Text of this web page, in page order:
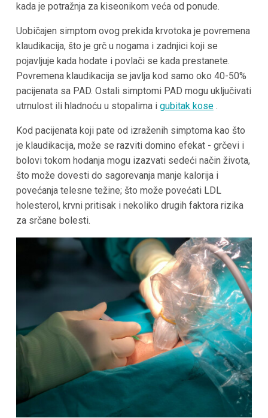
kada je potražnja za kiseonikom veća od ponude.
Uobičajen simptom ovog prekida krvotoka je povremena
klaudikacija, što je grč u nogama i zadnjici koji se
pojavljuje kada hodate i povlači se kada prestanete.
Povremena klaudikacija se javlja kod samo oko 40-50%
pacijenata sa PAD. Ostali simptomi PAD mogu uključivati
utrnulost ili hladnoću u stopalima i gubitak kose.
Kod pacijenata koji pate od izraženih simptoma kao što
je klaudikacija, može se razviti domino efekat - grčevi i
bolovi tokom hodanja mogu izazvati sedeći način života,
što može dovesti do sagorevanja manje kalorija i
povećanja telesne težine; što može povećati LDL
holesterol, krvni pritisak i nekoliko drugih faktora rizika
za srčane bolesti.